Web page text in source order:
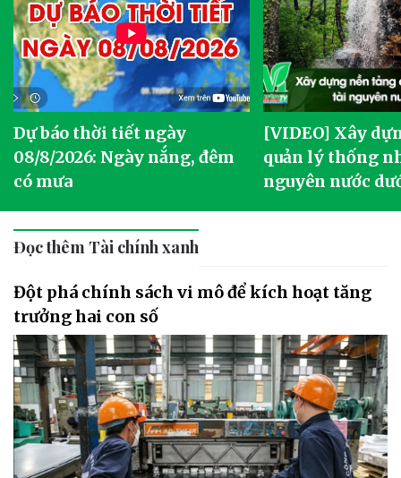
Dự báo thời tiết ngày
08/8/2026: Ngày nắng, đêm
có mưa
[VIDEO] Xây
quản lý thống
nguyên nước
Đọc thêm Tài chính xanh
Đột phá chính sách vi mô để kích hoạt tăng
trưởng hai con số